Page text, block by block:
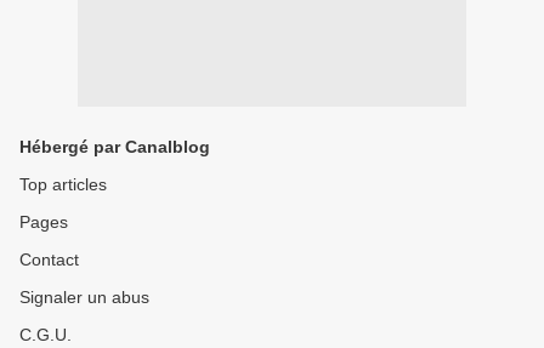
Hébergé par Canalblog
Top articles
Pages
Contact
Signaler un abus
C.G.U.